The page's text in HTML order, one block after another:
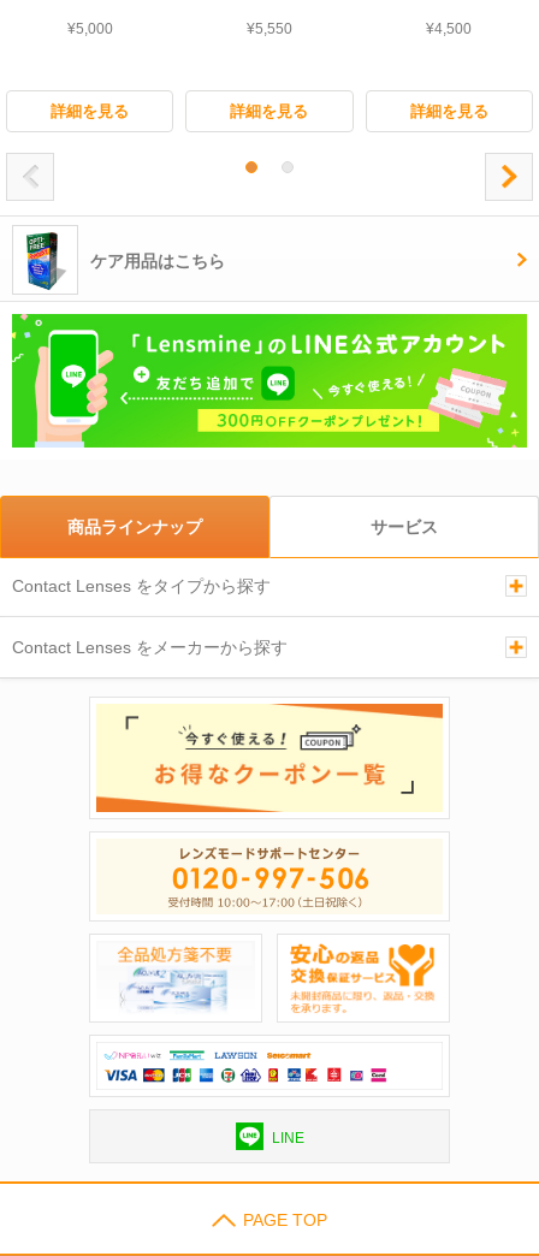
¥5,000
詳細を見る
¥5,550
詳細を見る
¥4,500
詳細を見る
ケア用品はこちら
商品ラインナップ
Contact Lenses をタイプから探す
Contact Lenses をメーカーから探す
サービス
LINE
PAGE TOP